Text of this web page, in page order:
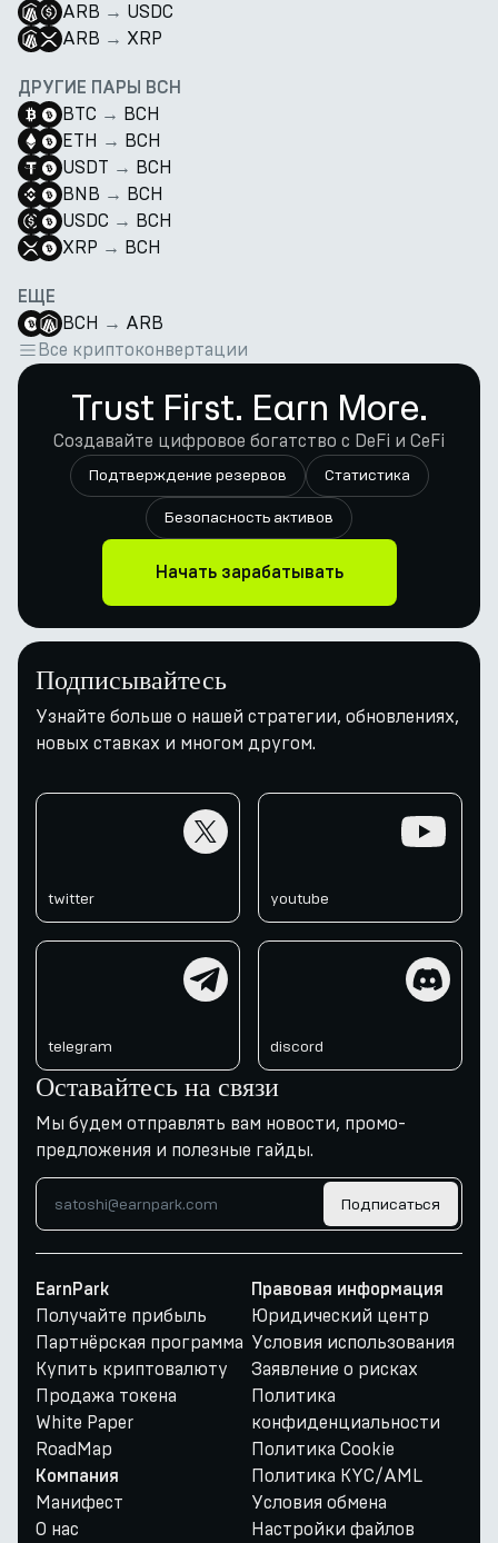
ARB → USDC
ARB → XRP
ДРУГИЕ ПАРЫ BCH
BTC → BCH
ETH → BCH
USDT → BCH
BNB → BCH
USDC → BCH
XRP → BCH
ЕЩЕ
BCH → ARB
Все криптоконвертации
Trust First. Earn More.
Создавайте цифровое богатство с DeFi и CeFi
Подтверждение резервов Статистика
Безопасность активов
Начать зарабатывать
Подписывайтесь
Узнайте больше о нашей стратегии, обновлениях,
новых ставках и многом другом.
twitter youtube
telegram discord
Оставайтесь на связи
Мы будем отправлять вам новости, промо-
предложения и полезные гайды.
Подписаться
EarnPark
Получайте прибыль
Партнёрская программа
Купить криптовалюту
Продажа токена
White Paper
RoadMap
Компания
Манифест
О нас
Правовая информация
Юридический центр
Условия использования
Заявление о рисках
Политика
конфиденциальности
Политика Cookie
Политика KYC/AML
Условия обмена
Настройки файлов